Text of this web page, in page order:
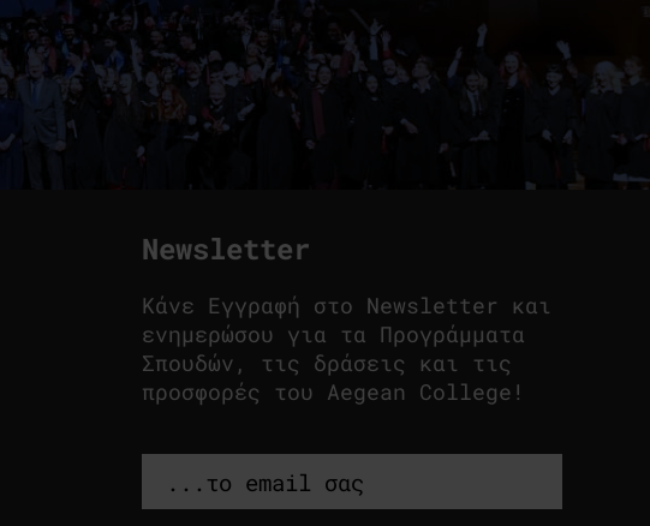
Newsletter
Κάνε Εγγραφή στο Newsletter και
ενημερώσου για τα Προγράμματα
Σπουδών, τις δράσεις και τις
προσφορές του Aegean College!